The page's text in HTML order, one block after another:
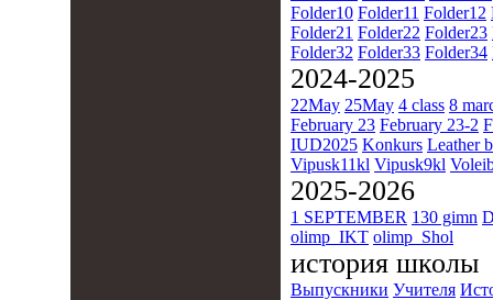
Folder10 Folder11 Folder12
Folder21 Folder22 Folder23
Folder32 Folder33 Folder34
2024-2025
22May 25May 4 class 8
February 23 February 23-2
IUD2025 Konkurs Leather
Vipusk11kl Vipusk9kl
2025-2026
1 SEPTEMBER 130 gimn
olimp_IKT olimp_Shol
история школы
Выпускники Учителя